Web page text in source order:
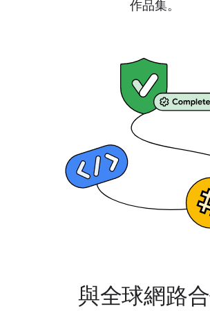
作品集。
與全球網路